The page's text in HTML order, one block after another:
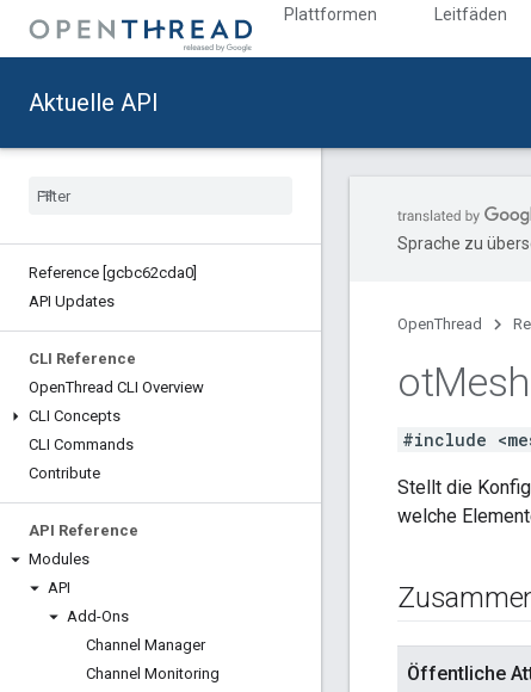
Plattformen Leitfäden
Aktuelle API
Reference [gcbc62cda0]
API Updates
CLI Reference
OpenThread CLI Overview
CLI Concepts
CLI Commands
Contribute
API Reference
Modules
API
Add-Ons
Channel Manager
Channel Monitoring
Sprache zu
OpenThread
otMesh
#include
Stellt die
welche
Öffentliche